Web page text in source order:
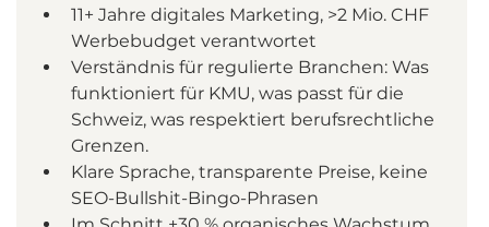
11+ Jahre digitales Marketing, >2 Mio. CHF
Werbebudget verantwortet
Verständnis für regulierte Branchen: Was
funktioniert für KMU, was passt für die
Schweiz, was respektiert berufsrechtliche
Grenzen.
Klare Sprache, transparente Preise, keine
SEO-Bullshit-Bingo-Phrasen